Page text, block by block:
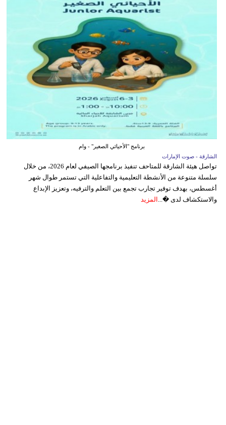
برنامج "الأحيائي الصغير" - وام
الشارقة - صوت الإمارات
تواصل هيئة الشارقة للمتاحف تنفيذ برنامجها الصيفي لعام 2026، من خلال
سلسلة متنوعة من الأنشطة التعليمية والتفاعلية التي تستمر طوال شهر
أغسطس، بهدف توفير تجارب تجمع بين التعلم والترفيه، وتعزيز الإبداع
والاستكشاف لدى �... المزيد